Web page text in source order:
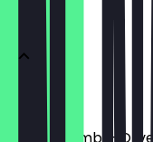
Antipasti
Olive verdi
(Grüne Jumbo-